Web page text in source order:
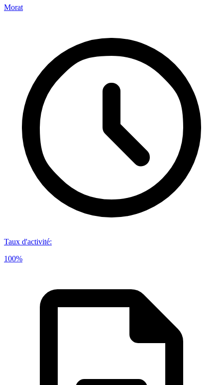
Morat
Taux d'activité:
100%